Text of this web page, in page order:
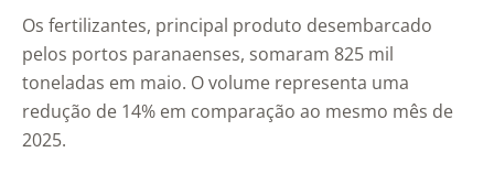
Os fertilizantes, principal produto desembarcado
pelos portos paranaenses, somaram 825 mil
toneladas em maio. O volume representa uma
redução de 14% em comparação ao mesmo mês de
2025.